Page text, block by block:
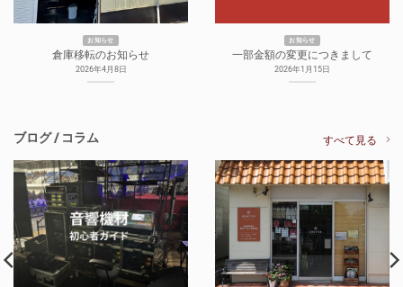
お知らせ
倉庫移転のお知らせ
2026年4月8日
お知らせ
一部金額の変更につきまして
2026年1月15日
ブログ / コラム すべて見る